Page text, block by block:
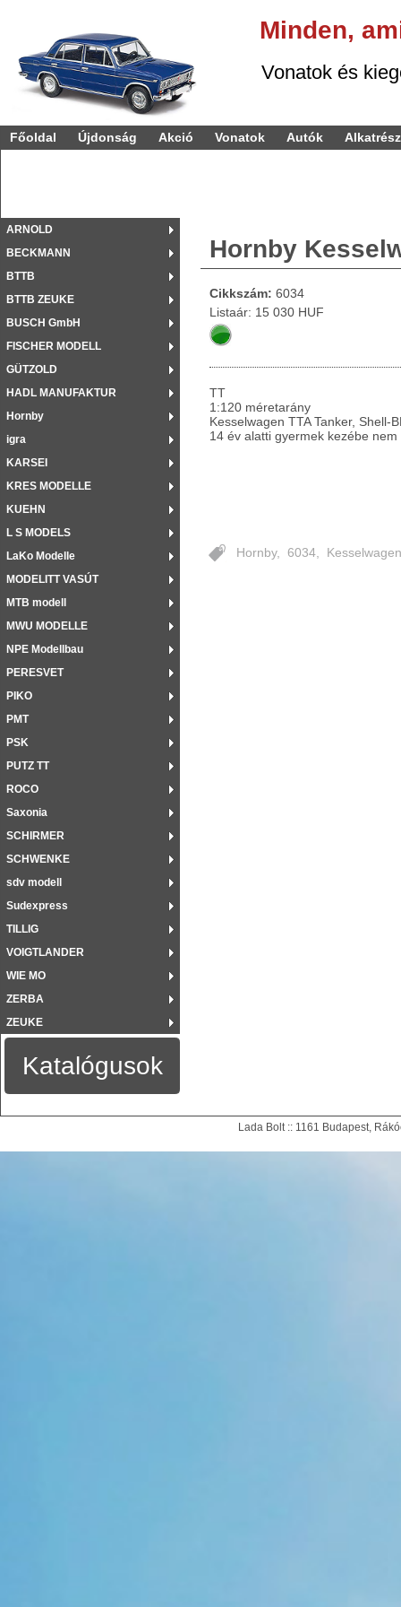
Minden,
Vonatok és
Főoldal Újdonság Akció Vonatok Autók
ARNOLD
BECKMANN
BTTB
BTTB ZEUKE
BUSCH GmbH
FISCHER MODELL
GÜTZOLD
HADL MANUFAKTUR
Hornby
igra
KARSEI
KRES MODELLE
KUEHN
L S MODELS
LaKo Modelle
MODELITT VASÚT
MTB modell
MWU MODELLE
NPE Modellbau
PERESVET
PIKO
PMT
PSK
PUTZ TT
ROCO
Saxonia
SCHIRMER
SCHWENKE
sdv modell
Sudexpress
TILLIG
VOIGTLANDER
WIE MO
ZERBA
ZEUKE
Katalógusok
Hornby
Cikkszám: 6034
Listaár: 15 030 HUF
TT
1:120 méretarány
Kesselwagen TTA Tanker, Shell-
14 év alatti gyermek kezébe nem
Hornby, 6034,
Lada Bolt :: 1161 Budapest,